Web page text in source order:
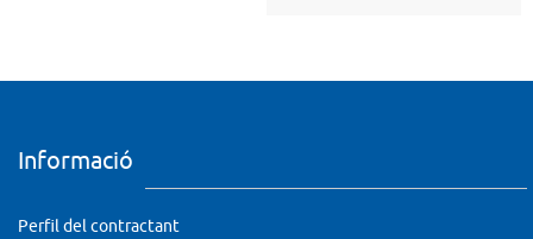
Informació
Perfil del contractant